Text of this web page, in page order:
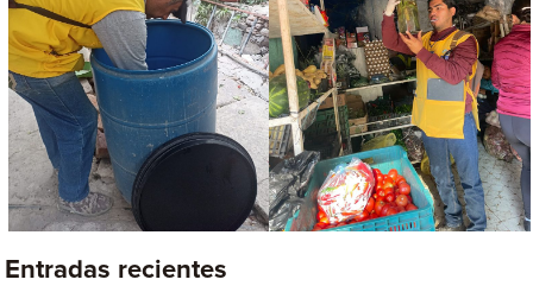
Entradas recientes